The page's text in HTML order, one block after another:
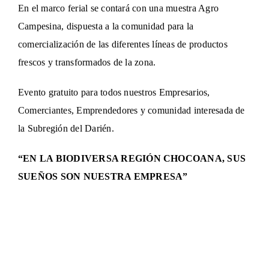
En el marco ferial se contará con una muestra Agro
Campesina, dispuesta a la comunidad para la
comercialización de las diferentes líneas de productos
frescos y transformados de la zona.
Evento gratuito para todos nuestros Empresarios,
Comerciantes, Emprendedores y comunidad interesada de
la Subregión del Darién.
“EN LA BIODIVERSA REGIÓN CHOCOANA, SUS
SUEÑOS SON NUESTRA EMPRESA”